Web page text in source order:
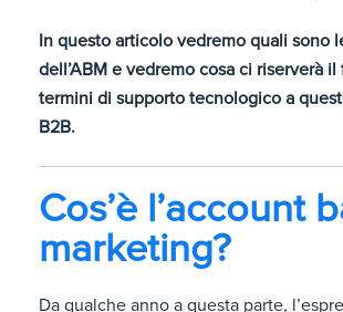
In questo articolo vedremo quali sono
dell’ABM e vedremo cosa ci riserverà
termini di supporto tecnologico a
B2B.
Cos’è l’account
marketing?
Da qualche anno a questa parte,